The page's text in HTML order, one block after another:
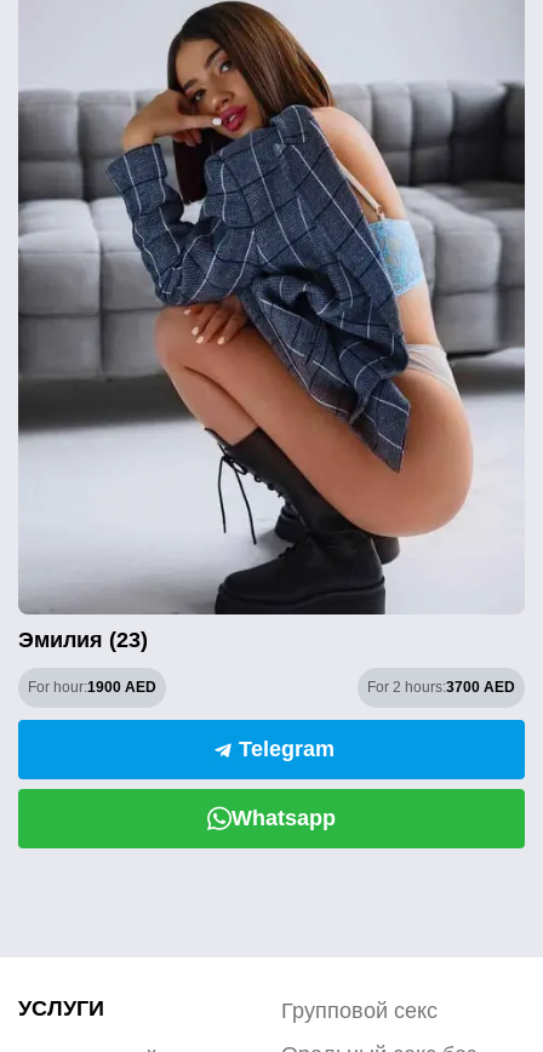
Эмилия (23)
For hour:1900 AED For 2 hours:3700 AED
Telegram
Whatsapp
УСЛУГИ
Групповой секс